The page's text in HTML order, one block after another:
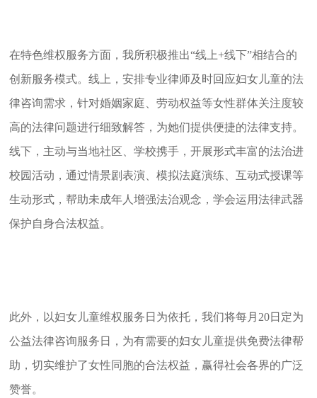
在特色维权服务方面，我所积极推出“线上+线下”相结合的
创新服务模式。线上，安排专业律师及时回应妇女儿童的法
律咨询需求，针对婚姻家庭、劳动权益等女性群体关注度较
高的法律问题进行细致解答，为她们提供便捷的法律支持。
线下，主动与当地社区、学校携手，开展形式丰富的法治进
校园活动，通过情景剧表演、模拟法庭演练、互动式授课等
生动形式，帮助未成年人增强法治观念，学会运用法律武器
保护自身合法权益。
此外，以妇女儿童维权服务日为依托，我们将每月20日定为
公益法律咨询服务日，为有需要的妇女儿童提供免费法律帮
助，切实维护了女性同胞的合法权益，赢得社会各界的广泛
赞誉。